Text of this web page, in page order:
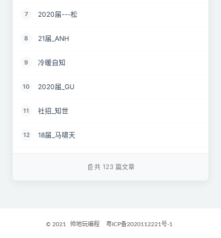
7 2020届---松
8 21届_ANH
9 冷暖自知
10 2020届_GU
11 社招_知世
12 18届_马啸天
共 123 篇文章
© 2021 帅地玩编程 粤ICP备2020112221号-1